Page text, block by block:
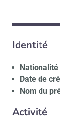
Identité
Nationalité
Date de
Nom du
Activité